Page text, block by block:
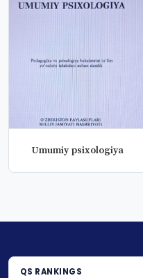
Umumiy psixologiya
QS RANKINGS